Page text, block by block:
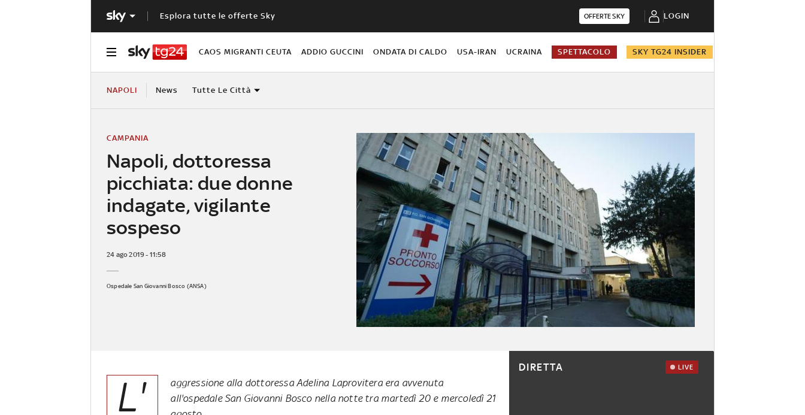
Esplora tutte le offerte Sky OFFERTE SKY LOGIN
CAOS MIGRANTI CEUTA ADDIO GUCCINI ONDATA DI CALDO USA-IRAN UCRAINA SPETTACOLO SKY TG24 INSIDER
NAPOLI News Tutte Le Città
Napoli, dottoressa
picchiata: due donne
indagate, vigilante
sospeso
CAMPANIA
24 ago 2019 - 11:58
Ospedale San Giovanni Bosco (ANSA)
L'
aggressione alla dottoressa Adelina Laprovitera era avvenuta
all'ospedale San Giovanni Bosco nella notte tra martedì 20 e mercoledì 21
DIRETTA LIVE